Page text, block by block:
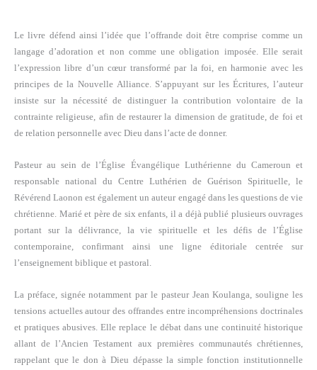
Le livre défend ainsi l’idée que l’offrande doit être comprise comme un
langage d’adoration et non comme une obligation imposée. Elle serait
l’expression libre d’un cœur transformé par la foi, en harmonie avec les
principes de la Nouvelle Alliance. S’appuyant sur les Écritures, l’auteur
insiste sur la nécessité de distinguer la contribution volontaire de la
contrainte religieuse, afin de restaurer la dimension de gratitude, de foi et
de relation personnelle avec Dieu dans l’acte de donner.
Pasteur au sein de l’Église Évangélique Luthérienne du Cameroun et
responsable national du Centre Luthérien de Guérison Spirituelle, le
Révérend Laonon est également un auteur engagé dans les questions de vie
chrétienne. Marié et père de six enfants, il a déjà publié plusieurs ouvrages
portant sur la délivrance, la vie spirituelle et les défis de l’Église
contemporaine, confirmant ainsi une ligne éditoriale centrée sur
l’enseignement biblique et pastoral.
La préface, signée notamment par le pasteur Jean Koulanga, souligne les
tensions actuelles autour des offrandes entre incompréhensions doctrinales
et pratiques abusives. Elle replace le débat dans une continuité historique
allant de l’Ancien Testament aux premières communautés chrétiennes,
rappelant que le don à Dieu dépasse la simple fonction institutionnelle